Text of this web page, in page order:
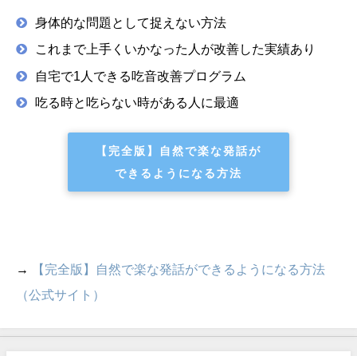
身体的な問題として捉えない方法
これまで上手くいかなった人が改善した実績あり
自宅で1人できる吃音改善プログラム
吃る時と吃らない時がある人に最適
【完全版】自然で楽な発話が
できるようになる方法
→
【完全版】自然で楽な発話ができるようになる方法
（公式サイト）